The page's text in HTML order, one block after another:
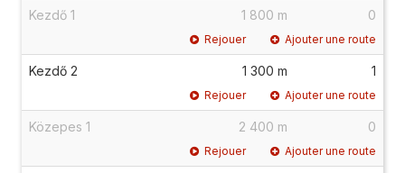
Kezdő 1 1 800 m 0
Rejouer Ajouter une route
Kezdő 2 1 300 m 1
Rejouer Ajouter une route
Közepes 1 2 400 m 0
Rejouer Ajouter une route